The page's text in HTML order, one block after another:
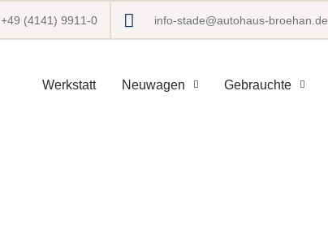
+49 (4141) 9911-0 info-stade@autohaus-broehan.de
Werkstatt Neuwagen Gebrauchte